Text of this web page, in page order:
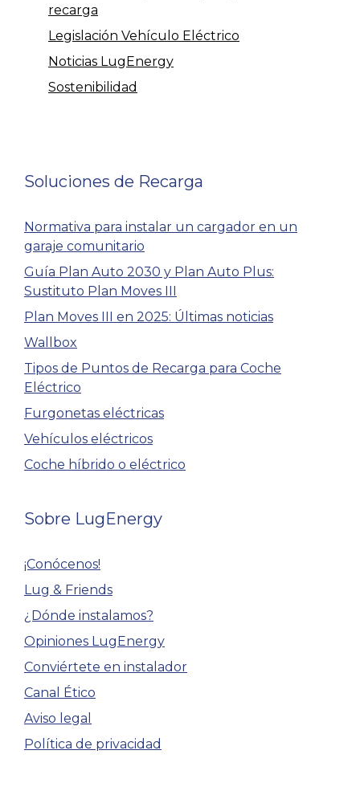
recarga
Legislación Vehículo Eléctrico
Noticias LugEnergy
Sostenibilidad
Soluciones de Recarga
Normativa para instalar un cargador en un
garaje comunitario
Guía Plan Auto 2030 y Plan Auto Plus:
Sustituto Plan Moves III
Plan Moves III en 2025: Últimas noticias
Wallbox
Tipos de Puntos de Recarga para Coche
Eléctrico
Furgonetas eléctricas
Vehículos eléctricos
Coche híbrido o eléctrico
Sobre LugEnergy
¡Conócenos!
Lug & Friends
¿Dónde instalamos?
Opiniones LugEnergy
Conviértete en instalador
Canal Ético
Aviso legal
Política de privacidad